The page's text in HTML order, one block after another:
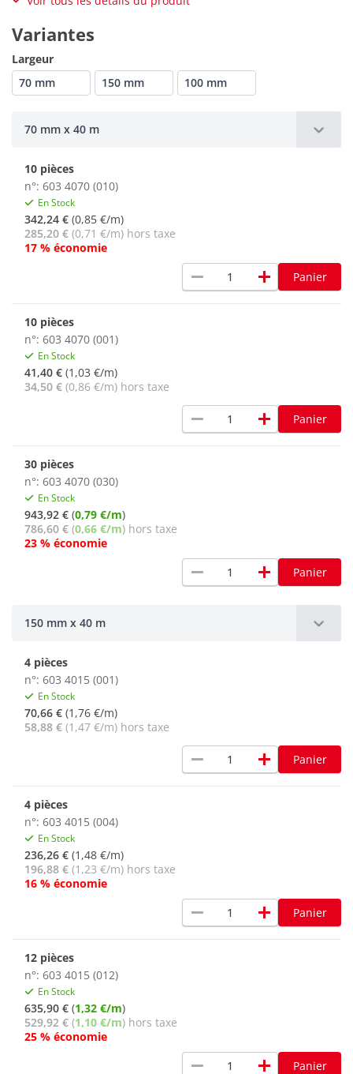
Variantes
Largeur
70 mm
150 mm 100 mm
70 mm x 40 m
10 pièces
n°: 603 4070 (010)
En Stock
342,24 € (0,85 €/m)
285,20 € (0,71 €/m) hors taxe
17 % économie
remove add Panier
10 pièces
n°: 603 4070 (001)
En Stock
41,40 € (1,03 €/m)
34,50 € (0,86 €/m) hors taxe
remove add Panier
30 pièces
n°: 603 4070 (030)
En Stock
943,92 € (0,79 €/m)
786,60 € (0,66 €/m) hors taxe
23 % économie
remove add Panier
150 mm x 40 m
4 pièces
n°: 603 4015 (001)
En Stock
70,66 € (1,76 €/m)
58,88 € (1,47 €/m) hors taxe
remove add Panier
4 pièces
n°: 603 4015 (004)
En Stock
236,26 € (1,48 €/m)
196,88 € (1,23 €/m) hors taxe
16 % économie
remove add Panier
12 pièces
n°: 603 4015 (012)
En Stock
635,90 € (1,32 €/m)
529,92 € (1,10 €/m) hors taxe
25 % économie
remove add Panier